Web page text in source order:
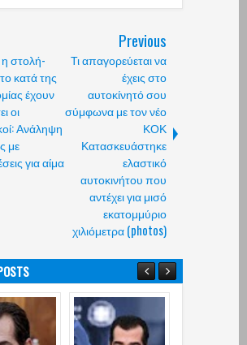
στολή-
κατά της
έχουν
οι
Ανάληψη
με
για αίμα
Previous
Τι απαγορεύεται να
έχεις στο
αυτοκίνητό σου
σύμφωνα με τον νέο
ΚΟΚ
Κατασκευάστηκε
ελαστικό
αυτοκινήτου που
αντέχει για μισό
εκατομμύριο
χιλιόμετρα (photos)